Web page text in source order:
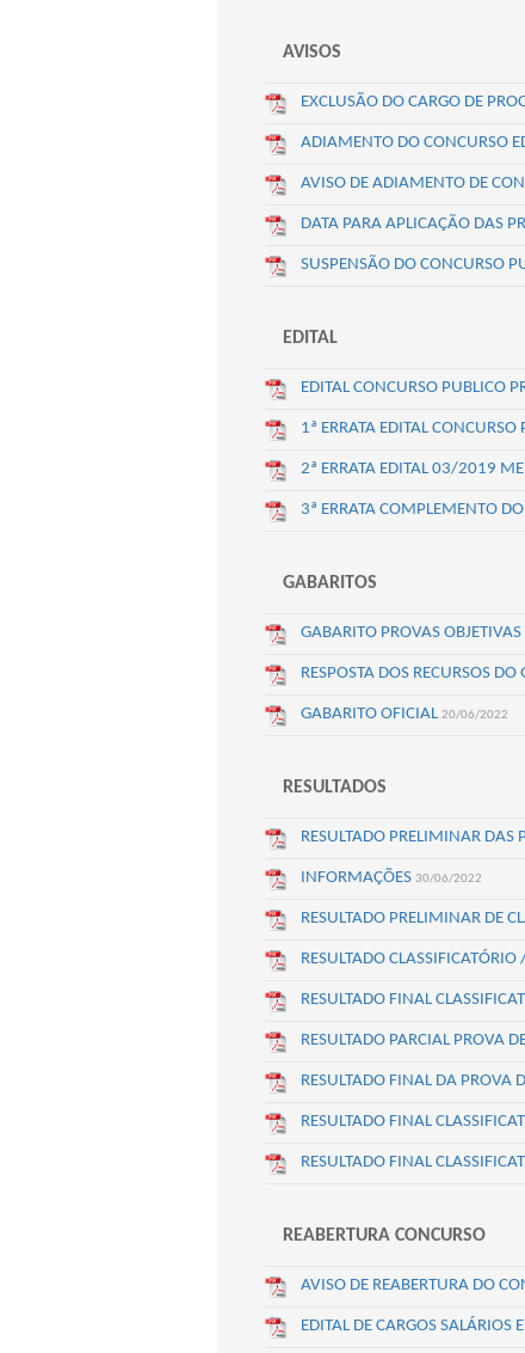
AVISOS
EXCLUSÃO DO CARGO DE
ADIAMENTO DO CONCURSO
AVISO DE ADIAMENTO DE
DATA PARA APLICAÇÃO DAS
SUSPENSÃO DO CONCURSO
EDITAL
EDITAL CONCURSO PUBLICO
1ª ERRATA EDITAL
2ª ERRATA EDITAL 03/2019
3ª ERRATA COMPLEMENTO
GABARITOS
GABARITO PROVAS OBJETIVAS
RESPOSTA DOS RECURSOS DO
GABARITO OFICIAL 20/06/2022
RESULTADOS
RESULTADO PRELIMINAR DAS
INFORMAÇÕES 30/06/2022
RESULTADO PRELIMINAR DE
RESULTADO
RESULTADO FINAL
RESULTADO PARCIAL PROVA
RESULTADO FINAL DA PROVA
RESULTADO FINAL
RESULTADO FINAL
REABERTURA CONCURSO
AVISO DE REABERTURA DO
EDITAL DE CARGOS